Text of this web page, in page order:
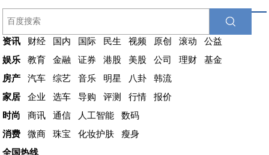
资讯 财经 国内 国际 民生 视频 原创 滚动
公益
娱乐
教育 金融 证券 港股 美股 公司 理财
基金
房产
汽车 综艺 音乐 明星 八卦
韩流
家居
企业 选车 导购 评测 行情
报价
时尚
商讯 通信 人工智能
数码
消费
微商 珠宝 化妆护肤
瘦身
全国热线